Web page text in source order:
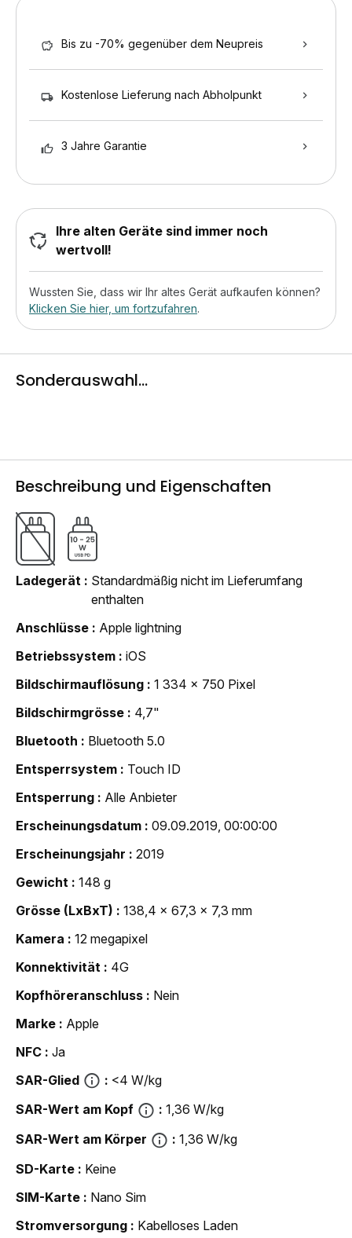
Bis zu -70% gegenüber dem Neupreis
Kostenlose Lieferung nach Abholpunkt
3 Jahre Garantie
Ihre alten Geräte sind immer noch
wertvoll!
Wussten Sie, dass wir Ihr altes Gerät aufkaufen können?
Klicken Sie hier, um fortzufahren.
Sonderauswahl...
Beschreibung und Eigenschaften
Ladegerät
Standardmäßig nicht im Lieferumfang
enthalten
Anschlüsse
Apple lightning
Betriebssystem
iOS
Bildschirmauflösung
1 334 x 750 Pixel
Bildschirmgrösse
4,7"
Bluetooth
Bluetooth 5.0
Entsperrsystem
Touch ID
Entsperrung
Alle Anbieter
Erscheinungsdatum
09.09.2019, 00:00:00
Erscheinungsjahr
2019
Gewicht
148 g
Grösse (LxBxT)
138,4 x 67,3 x 7,3 mm
Kamera
12 megapixel
Konnektivität
4G
Kopfhöreranschluss
Nein
Marke
Apple
NFC
Ja
SAR-Glied
<4 W/kg
SAR-Wert am Kopf
1,36 W/kg
SAR-Wert am Körper
1,36 W/kg
SD-Karte
Keine
SIM-Karte
Nano Sim
Strom­versorgung
Kabelloses Laden